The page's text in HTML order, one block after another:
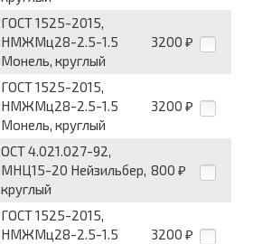
ГОСТ 1525-2015,
НМЖМц28-2.5-1.5
Монель, круглый
3200 ₽
ГОСТ 1525-2015,
НМЖМц28-2.5-1.5
Монель, круглый
3200 ₽
ОСТ 4.021.027-92,
МНЦ15-20 Нейзильбер,
круглый
800 ₽
ГОСТ 1525-2015,
НМЖМц28-2.5-1.5
3200 ₽